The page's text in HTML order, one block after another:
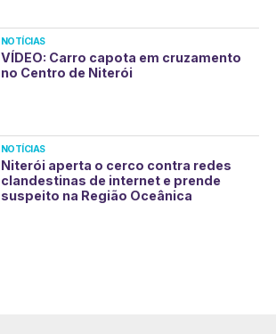
NOTÍCIAS
VÍDEO: Carro capota em cruzamento
no Centro de Niterói
NOTÍCIAS
Niterói aperta o cerco contra redes
clandestinas de internet e prende
suspeito na Região Oceânica